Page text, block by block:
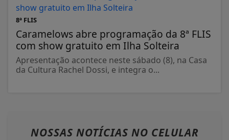
8ª FLIS
Caramelows abre programação da 8ª FLIS
com show gratuito em Ilha Solteira
Apresentação acontece neste sábado (8), na Casa
da Cultura Rachel Dossi, e integra o...
NOSSAS NOTÍCIAS NO CELULAR